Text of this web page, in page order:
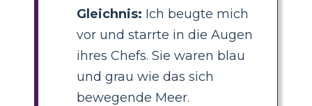
Gleichnis: Ich beugte mich
vor und starrte in die Augen
ihres Chefs. Sie waren blau
und grau wie das sich
bewegende Meer.